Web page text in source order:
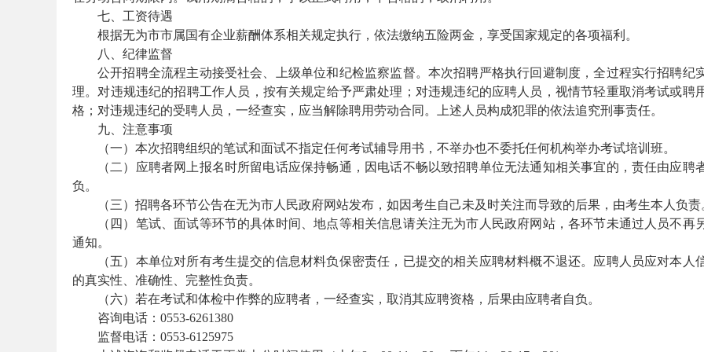
七、工资待遇
根据无为市市属国有企业薪酬体系相关规定执行，依法缴纳五险两金，享受国家规定的各项福利。
八、纪律监督
公开招聘全流程主动接受社会、上级单位和纪检监察监督。本次招聘严格执行回避制度，全过程实行招聘纪
理。对违规违纪的招聘工作人员，按有关规定给予严肃处理；对违规违纪的应聘人员，视情节轻重取消考试或聘
格；对违规违纪的受聘人员，一经查实，应当解除聘用劳动合同。上述人员构成犯罪的依法追究刑事责任。
九、注意事项
（一）本次招聘组织的笔试和面试不指定任何考试辅导用书，不举办也不委托任何机构举办考试培训班。
（二）应聘者网上报名时所留电话应保持畅通，因电话不畅以致招聘单位无法通知相关事宜的，责任由应聘
负。
（三）招聘各环节公告在无为市人民政府网站发布，如因考生自己未及时关注而导致的后果，由考生本人负责
（四）笔试、面试等环节的具体时间、地点等相关信息请关注无为市人民政府网站，各环节未通过人员不再
通知。
（五）本单位对所有考生提交的信息材料负保密责任，已提交的相关应聘材料概不退还。应聘人员应对本人
的真实性、准确性、完整性负责。
（六）若在考试和体检中作弊的应聘者，一经查实，取消其应聘资格，后果由应聘者自负。
咨询电话：0553-6261380
监督电话：0553-6125975